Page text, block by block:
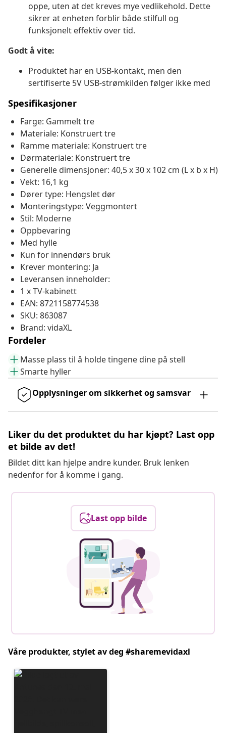
oppe, uten at det kreves mye vedlikehold. Dette
sikrer at enheten forblir både stilfull og
funksjonelt effektiv over tid.
Godt å vite:
Produktet har en USB-kontakt, men den
sertifiserte 5V USB-strømkilden følger ikke med
Spesifikasjoner
Farge: Gammelt tre
Materiale: Konstruert tre
Ramme materiale: Konstruert tre
Dørmateriale: Konstruert tre
Generelle dimensjoner: 40,5 x 30 x 102 cm (L x b x H)
Vekt: 16,1 kg
Dører type: Hengslet dør
Monteringstype: Veggmontert
Stil: Moderne
Oppbevaring
Med hylle
Kun for innendørs bruk
Krever montering: Ja
Leveransen inneholder:
1 x TV-kabinett
EAN: 8721158774538
SKU: 863087
Brand: vidaXL
Fordeler
Masse plass til å holde tingene dine på stell
Smarte hyller
Opplysninger om sikkerhet og samsvar
Liker du det produktet du har kjøpt? Last opp
et bilde av det!
Bildet ditt kan hjelpe andre kunder. Bruk lenken
nedenfor for å komme i gang.
Last opp bilde
Våre produkter, stylet av deg #sharemevidaxl